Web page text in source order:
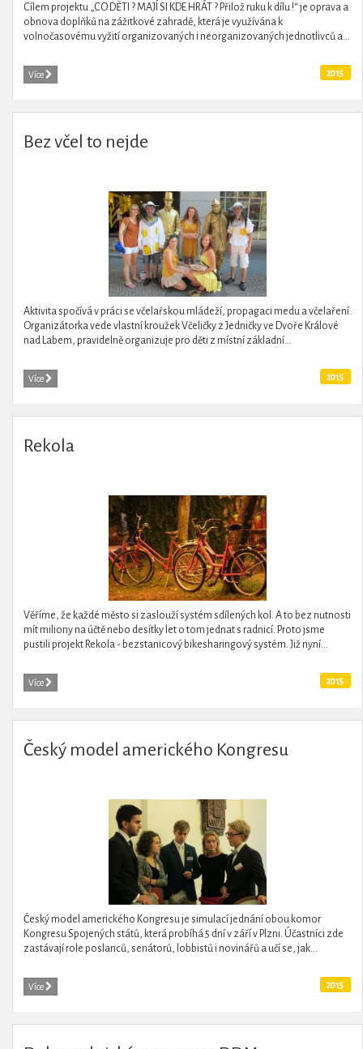
Cílem projektu „CO DĚTI ? MAJÍ SI KDE HRÁT ? Přilož ruku k dílu !“ je oprava a
obnova doplňků na zážitkové zahradě, která je využívána k
volnočasovému vyžití organizovaných i neorganizovaných jednotlivců a...
Více 2015
Bez včel to nejde
Aktivita spočívá v práci se včelařskou mládeží, propagaci medu a včelaření.
Organizátorka vede vlastní kroužek Včeličky z Jedničky ve Dvoře Králové
nad Labem, pravidelně organizuje pro děti z místní základní...
Více 2015
Rekola
Věříme, že každé město si zaslouží systém sdílených kol. A to bez nutnosti
mít miliony na účtě nebo desítky let o tom jednat s radnicí. Proto jsme
pustili projekt Rekola - bezstanicový bikesharingový systém. Již nyní...
Více 2015
Český model amerického Kongresu
Český model amerického Kongresu je simulací jednání obou komor
Kongresu Spojených států, která probíhá 5 dní v září v Plzni. Účastníci zde
zastávají role poslanců, senátorů, lobbistů i novinářů a učí se, jak...
Více 2015